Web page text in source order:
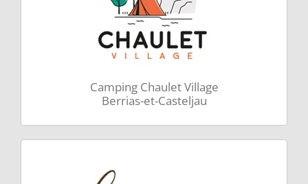
Camping Chaulet Village
Berrias-et-Casteljau